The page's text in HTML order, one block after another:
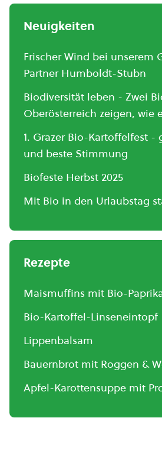
Neuigkeiten
Frischer Wind bei unserem
Partner Humboldt-Stubn
Biodiversität leben - Zwei
Oberösterreich zeigen, wie
1. Grazer Bio-Kartoffelfest -
und beste Stimmung
Biofeste Herbst 2025
Mit Bio in den Urlaubstag
Rezepte
Maismuffins mit Bio-
Bio-Kartoffel-Linseneintopf
Lippenbalsam
Bauernbrot mit Roggen &
Apfel-Karottensuppe mit